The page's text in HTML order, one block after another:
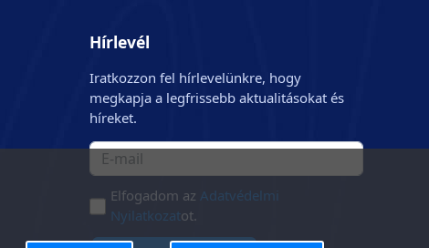
Hírlevél
Iratkozzon fel hírlevelünkre, hogy
megkapja a legfrissebb aktualitásokat és
híreket.
Elfogadom az Adatvédelmi
Nyilatkozatot.